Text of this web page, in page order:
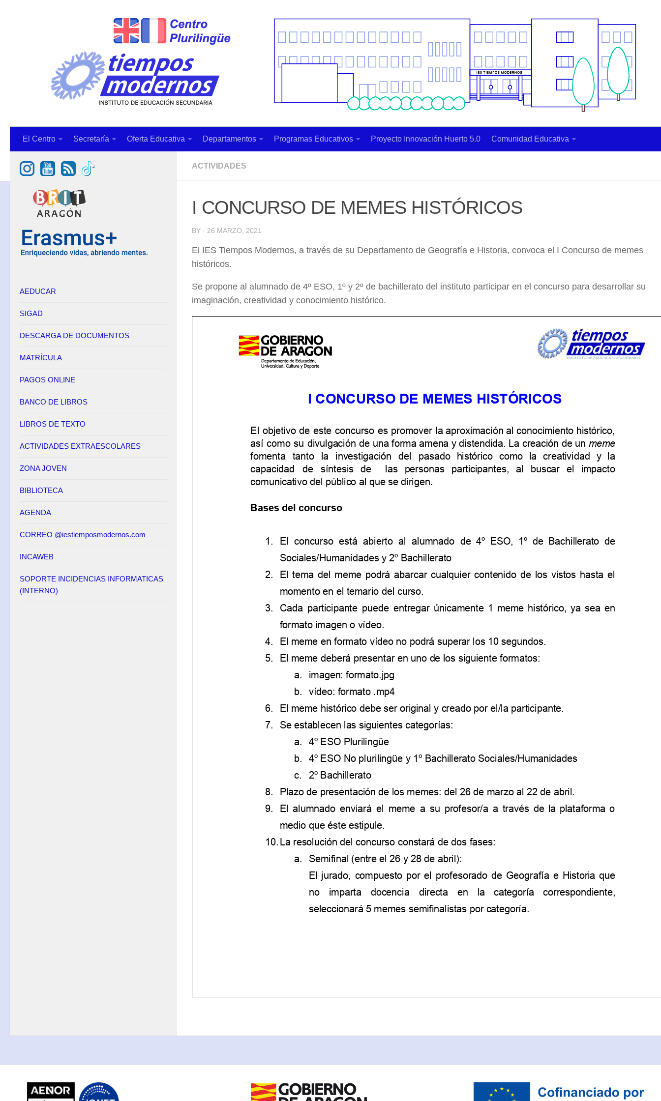
El Centro Secretaría Oferta Educativa Departamentos Programas Educativos Proyecto Innovación Huerto 5.0 Comunidad Educativa
ACTIVIDADES
I CONCURSO DE MEMES HISTÓRICOS
BY · 26 MARZO, 2021
El IES Tiempos Modernos, a través de su Departamento de Geografía e Historia, convoca el I Concurso de memes
históricos.
Se propone al alumnado de 4º ESO, 1º y 2º de bachillerato del instituto participar en el concurso para desarrollar su
imaginación, creatividad y conocimiento histórico.
AEDUCAR
SIGAD
DESCARGA DE DOCUMENTOS
MATRÍCULA
PAGOS ONLINE
BANCO DE LIBROS
LIBROS DE TEXTO
ACTIVIDADES EXTRAESCOLARES
ZONA JOVEN
BIBLIOTECA
AGENDA
CORREO @iestiemposmodernos.com
INCAWEB
SOPORTE INCIDENCIAS INFORMATICAS
(INTERNO)